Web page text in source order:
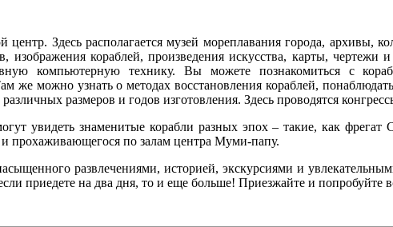
Здесь располагается музей мореплавания города, архивы,
изображения кораблей, произведения искусства, карты,
компьютерную технику. Вы можете познакомиться с
же можно узнать о методах восстановления кораблей,
размеров и годов изготовления. Здесь проводятся
увидеть знаменитые корабли разных эпох – такие, как
прохаживающегося по залам центра Муми-папу.
развлечениями, историей, экскурсиями и
приедете на два дня, то и еще больше! Приезжайте и попробуйте